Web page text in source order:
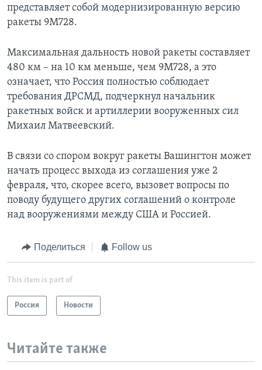
представляет собой модернизированную версию
ракеты 9М728.
Максимальная дальность новой ракеты составляет
480 км – на 10 км меньше, чем 9М728, а это
означает, что Россия полностью соблюдает
требования ДРСМД, подчеркнул начальник
ракетных войск и артиллерии вооруженных сил
Михаил Матвеевский.
В связи со спором вокруг ракеты Вашингтон может
начать процесс выхода из соглашения уже 2
февраля, что, скорее всего, вызовет вопросы по
поводу будущего других соглашений о контроле
над вооружениями между США и Россией.
Поделиться Follow us
This item is part of
Россия Новости
Читайте также